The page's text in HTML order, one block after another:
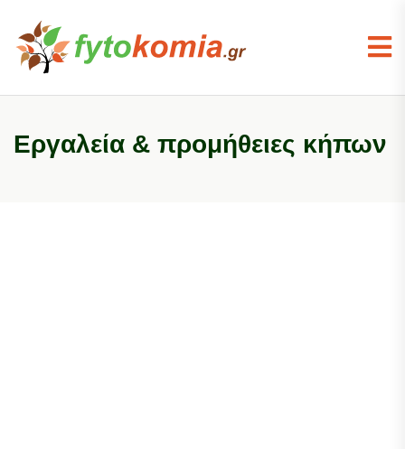
Εργαλεία & προμήθειες κήπων